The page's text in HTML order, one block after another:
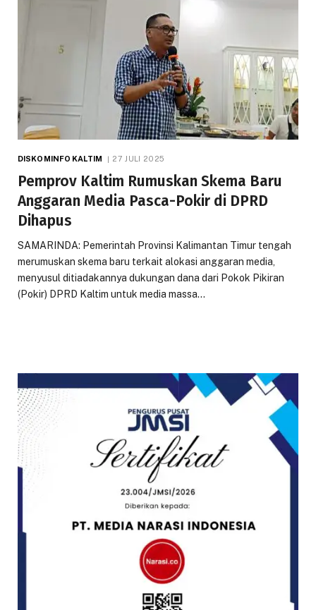
DISKOMINFO KALTIM 27 JULI 2025
Pemprov Kaltim Rumuskan Skema Baru
Anggaran Media Pasca-Pokir di DPRD
Dihapus
SAMARINDA: Pemerintah Provinsi Kalimantan Timur tengah
merumuskan skema baru terkait alokasi anggaran media,
menyusul ditiadakannya dukungan dana dari Pokok Pikiran
(Pokir) DPRD Kaltim untuk media massa…